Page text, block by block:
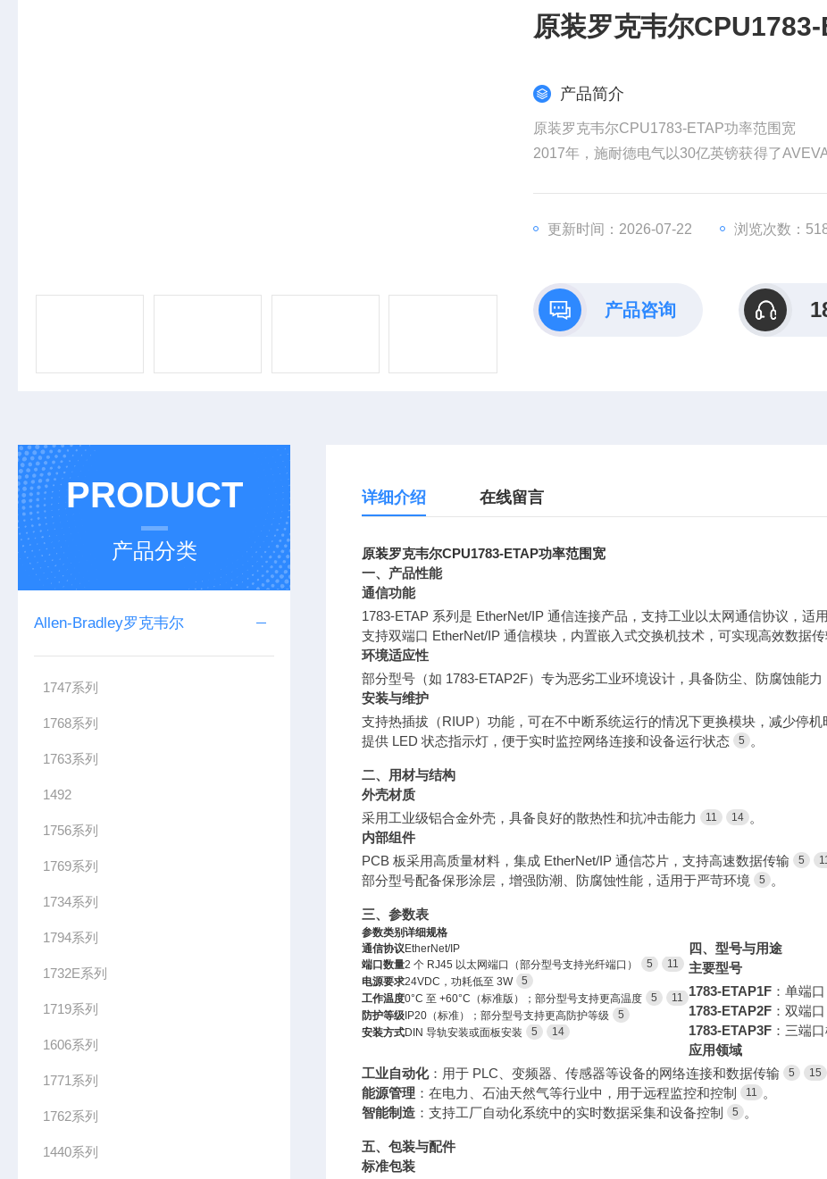
原装罗克韦尔
产品简介
原装罗克韦尔CPU1783-ETAP功率范围宽
2017年，施耐德电气以30亿英镑获得了
工业部门越来越依赖数据来实现商业价值。但
更新时间：2026-07-22 浏览次数：
产品咨询
PRODUCT
产品分类
Allen-Bradley罗克韦尔
1747系列
1768系列
1763系列
1492
1756系列
1769系列
1734系列
1794系列
1732E系列
1719系列
1606系列
1771系列
1762系列
1440系列
详细介绍 在线留言
原装罗克韦尔CPU1783-ETAP功率范围宽
一、产品性能
通信功能
1783-ETAP 系列是 EtherNet/IP 通信连接产品，支持工业以太网通信协议，适
支持双端口 EtherNet/IP 通信模块，内置嵌入式交换机技术，可实现高效数据
环境适应性
部分型号（如 1783-ETAP2F）专为恶劣工业环境设计，具备防尘、防腐蚀能
安装与维护
支持热插拔（RIUP）功能，可在不中断系统运行的情况下更换模块，减少停机
提供 LED 状态指示灯，便于实时监控网络连接和设备运行状态
5 。
二、用材与结构
外壳材质
采用工业级铝合金外壳，具备良好的散热性和抗冲击能力
11 14 。
内部组件
PCB 板采用高质量材料，集成 EtherNet/IP 通信芯片，支持高速数据传输
5
部分型号配备保形涂层，增强防潮、防腐蚀性能，适用于严苛环境
5 。
三、参数表
参数类别详细规格
通信协议EtherNet/IP
端口数量2 个 RJ45 以太网端口（部分型号支持光纤端口） 5
11
电源要求24VDC，功耗低至 3W
5
工作温度0°C 至 +60°C（标准版）；部分型号支持更高温度 5
11
防护等级 IP20（标准）；部分型号支持更高防护等级
5
安装方式DIN 导轨安装或面板安装 5 14
四、型号与用途
主要型号
1783-ETAP1F ：单端
1783-ETAP2F ：双端
1783-ETAP3F ：三端
应用领域
工业自动化：用于 PLC、变频器、传感器等设备的网络连接和数据传输 5 15
能源管理 ：在电力、石油天然气等行业中，用于远程监控和控制 11
。
智能制造 ：支持工厂自动化系统中的实时数据采集和设备控制 5 。
五、包装与配件
标准包装